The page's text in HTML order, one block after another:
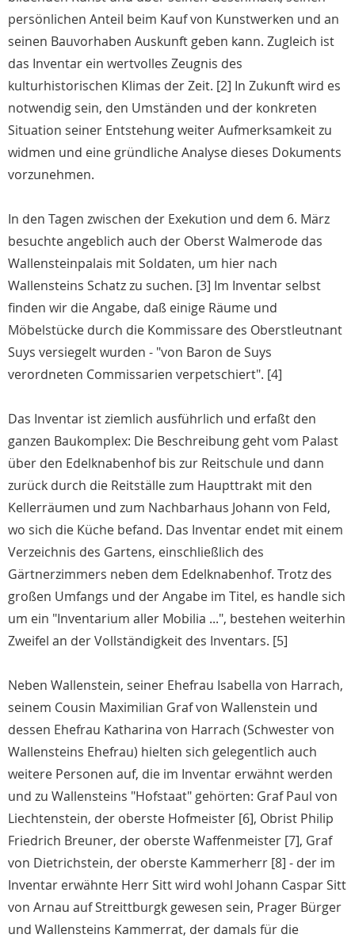
persönlichen Anteil beim Kauf von Kunstwerken und an
seinen Bauvorhaben Auskunft geben kann. Zugleich ist
das Inventar ein wertvolles Zeugnis des
kulturhistorischen Klimas der Zeit. [2] In Zukunft wird es
notwendig sein, den Umständen und der konkreten
Situation seiner Entstehung weiter Aufmerksamkeit zu
widmen und eine gründliche Analyse dieses Dokuments
vorzunehmen.
In den Tagen zwischen der Exekution und dem 6. März
besuchte angeblich auch der Oberst Walmerode das
Wallensteinpalais mit Soldaten, um hier nach
Wallensteins Schatz zu suchen. [3] Im Inventar selbst
finden wir die Angabe, daß einige Räume und
Möbelstücke durch die Kommissare des Oberstleutnant
Suys versiegelt wurden - "von Baron de Suys
verordneten Commissarien verpetschiert". [4]
Das Inventar ist ziemlich ausführlich und erfaßt den
ganzen Baukomplex: Die Beschreibung geht vom Palast
über den Edelknabenhof bis zur Reitschule und dann
zurück durch die Reitställe zum Haupttrakt mit den
Kellerräumen und zum Nachbarhaus Johann von Feld,
wo sich die Küche befand. Das Inventar endet mit einem
Verzeichnis des Gartens, einschließlich des
Gärtnerzimmers neben dem Edelknabenhof. Trotz des
großen Umfangs und der Angabe im Titel, es handle sich
um ein "Inventarium aller Mobilia ...", bestehen weiterhin
Zweifel an der Vollständigkeit des Inventars. [5]
Neben Wallenstein, seiner Ehefrau Isabella von Harrach,
seinem Cousin Maximilian Graf von Wallenstein und
dessen Ehefrau Katharina von Harrach (Schwester von
Wallensteins Ehefrau) hielten sich gelegentlich auch
weitere Personen auf, die im Inventar erwähnt werden
und zu Wallensteins "Hofstaat" gehörten: Graf Paul von
Liechtenstein, der oberste Hofmeister [6], Obrist Philip
Friedrich Breuner, der oberste Waffenmeister [7], Graf
von Dietrichstein, der oberste Kammerherr [8] - der im
Inventar erwähnte Herr Sitt wird wohl Johann Caspar Sitt
von Arnau auf Streittburgk gewesen sein, Prager Bürger
und Wallensteins Kammerrat, der damals für die